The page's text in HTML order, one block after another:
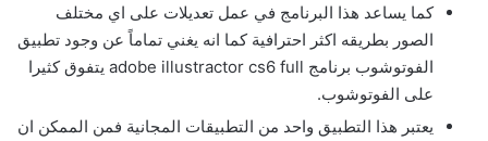
كما يساعد هذا البرنامج في عمل تعديلات على اي مختلف
الصور بطريقه اكثر احترافية كما انه يغني تماماً عن وجود تطبيق
الفوتوشوب برنامج adobe illustractor cs6 full يتفوق كثيرا
على الفوتوشوب.
يعتبر هذا التطبيق واحد من التطبيقات المجانية فمن الممكن ان